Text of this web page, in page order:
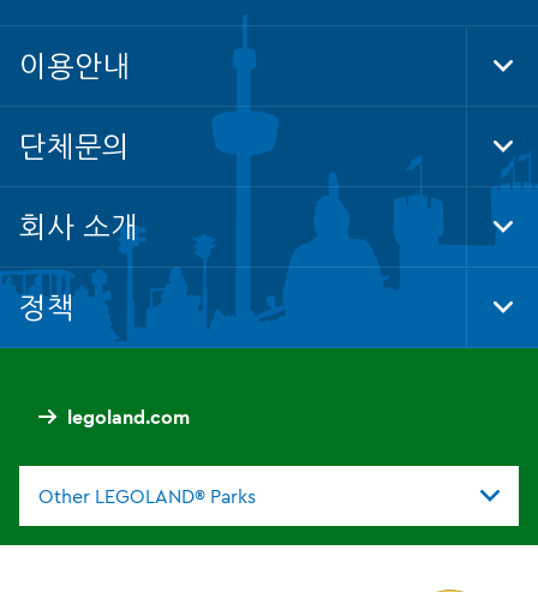
legoland.com
Other LEGOLAND® Parks
이용안내
단체문의
회사 소개
정책